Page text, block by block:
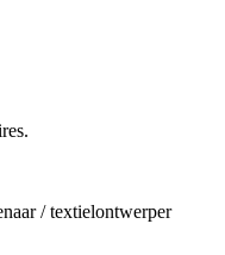
/ textielontwerper